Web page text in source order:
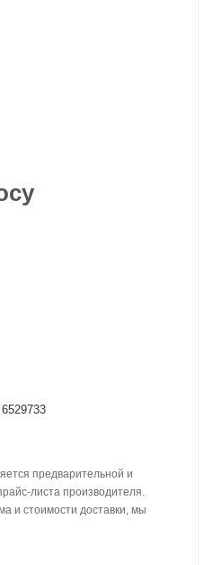
6529733
предварительной и
листа производителя.
и стоимости доставки, мы